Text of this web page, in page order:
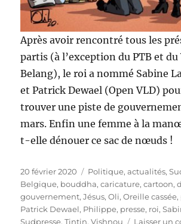
Après avoir rencontré tous les
partis (à l’exception du PTB et du
Belang), le roi a nommé Sabine
et Patrick Dewael (Open VLD)
trouver une piste de
mars. Enfin une femme à la
t-elle dénouer ce sac de nœuds !
Publié
le
20 février 2020 Catégories
Politique, actualités,
Belgique, bouddha,caricature,cartoon,
gouvernement,Jésus,Oli,Oreille cassée,
Patrick Dewael, Philippe, presse, roi,
Sudpresse,Tintin,Vishnou Laisser un